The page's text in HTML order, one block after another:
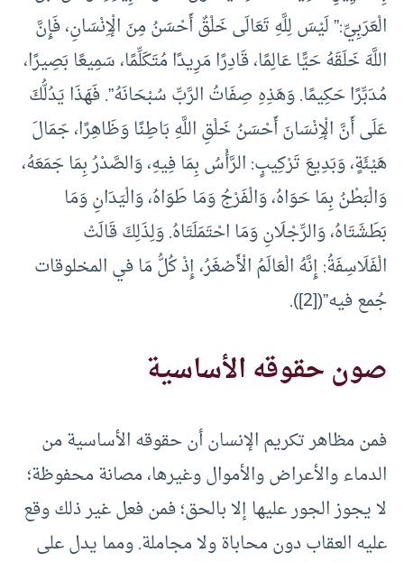
الْعَرَبِيِّ:” لَيْسَ لِلَّهِ تَعَالَى خَلْقٌ أَحْسَنُ مِنَ الْإِنْسَانِ، فَإِنَّ
اللَّهَ خَلَقَهُ حَيًّا عَالِمًا، قَادِرًا مَرِيدًا مُتَكَلِّمًا، سَمِيعًا بَصِيرًا،
مُدَبِّرًا حَكِيمًا. وَهَذِهِ صِفَاتُ الرَّبِّ سُبْحَانَهُ”. فَهَذَا يَدُلُّكَ
عَلَى أَنَّ الْإِنْسَانَ أَحْسَنُ خَلْقِ اللَّهِ بَاطِنًا وَظَاهِرًا، جَمَالَ
هَيْئَةٍ، وَبَدِيعَ تَرْكِيبٍ: الرَّأْسُ بِمَا فِيهِ، وَالصَّدْرُ بِمَا جَمَعَهُ،
وَالْبَطْنُ بِمَا حَوَاهُ، وَالْفَرْجُ وَمَا طَوَاهُ، وَالْيَدَانِ وَمَا
بَطَشَتَاهُ، وَالرِّجْلَانِ وَمَا احْتَمَلَتَاهُ. وَلِذَلِكَ قَالَتْ
الْفَلَاسِفَةُ: إِنَّهُ الْعَالَمُ الْأَصْغَرُ، إِذْ كُلُّ مَا في المخلوقات
جُمع فيه”([2]).
صون حقوقه الأساسية
فمن مظاهر تكريم الإنسان أن حقوقه الأساسية من
الدماء والأعراض والأموال وغيرها، مصانة محفوظة؛
لا يجوز الجور عليها إلا بالحق؛ فمن فعل غير ذلك وقع
عليه العقاب دون محاباة ولا مجاملة. ومما يدل على